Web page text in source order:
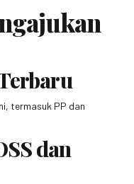
termasuk PP dan
dan